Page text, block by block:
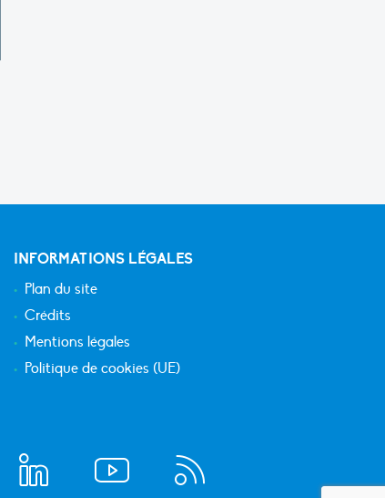
INFORMATIONS LÉGALES
Plan du site
Crédits
Mentions légales
Politique de cookies (UE)